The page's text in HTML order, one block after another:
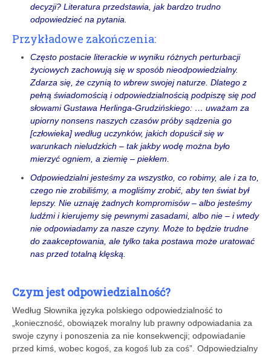
decyzji? Literatura przedstawia, jak bardzo trudno
odpowiedzieć na pytania.
Przykładowe zakończenia:
Często postacie literackie w wyniku różnych perturbacji
życiowych zachowują się w sposób nieodpowiedzialny.
Zdarza się, że czynią to wbrew swojej naturze. Dlatego z
pełną świadomością i odpowiedzialnością podpiszę się pod
słowami Gustawa Herlinga-Grudzińskiego: … uważam za
upiorny nonsens naszych czasów próby sądzenia go
[człowieka] według uczynków, jakich dopuścił się w
warunkach nieludzkich – tak jakby wodę można było
mierzyć ogniem, a ziemię – piekłem.
Odpowiedzialni jesteśmy za wszystko, co robimy, ale i za to,
czego nie zrobiliśmy, a mogliśmy zrobić, aby ten świat był
lepszy. Nie uznaję żadnych kompromisów – albo jesteśmy
ludźmi i kierujemy się pewnymi zasadami, albo nie – i wtedy
nie odpowiadamy za nasze czyny. Może to będzie trudne
do zaakceptowania, ale tylko taka postawa może uratować
nas przed totalną klęską.
Czym jest odpowiedzialność?
Według Słownika języka polskiego odpowiedzialność to
„konieczność, obowiązek moralny lub prawny odpowiadania za
swoje czyny i ponoszenia za nie konsekwencji; odpowiadanie
przed kimś, wobec kogoś, za kogoś lub za coś”. Odpowiedzialny